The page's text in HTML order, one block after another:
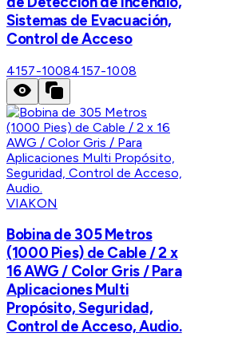
Sistemas de Evacuación,
Control de Acceso
4157-10084157-1008
VIAKON
Bobina de 305 Metros
(1000 Pies) de Cable / 2 x
16 AWG / Color Gris / Para
Aplicaciones Multi
Propósito, Seguridad,
Control de Acceso, Audio.